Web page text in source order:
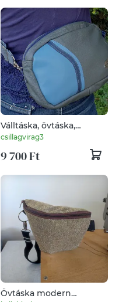
Válltáska, övtáska,
táskarendező, valódi bőr,
övre is fűzhető. Közepes
méretű, kék – szürke.
Ajándéknak is
csillagvirag3
9 700 Ft
Övtáska modern